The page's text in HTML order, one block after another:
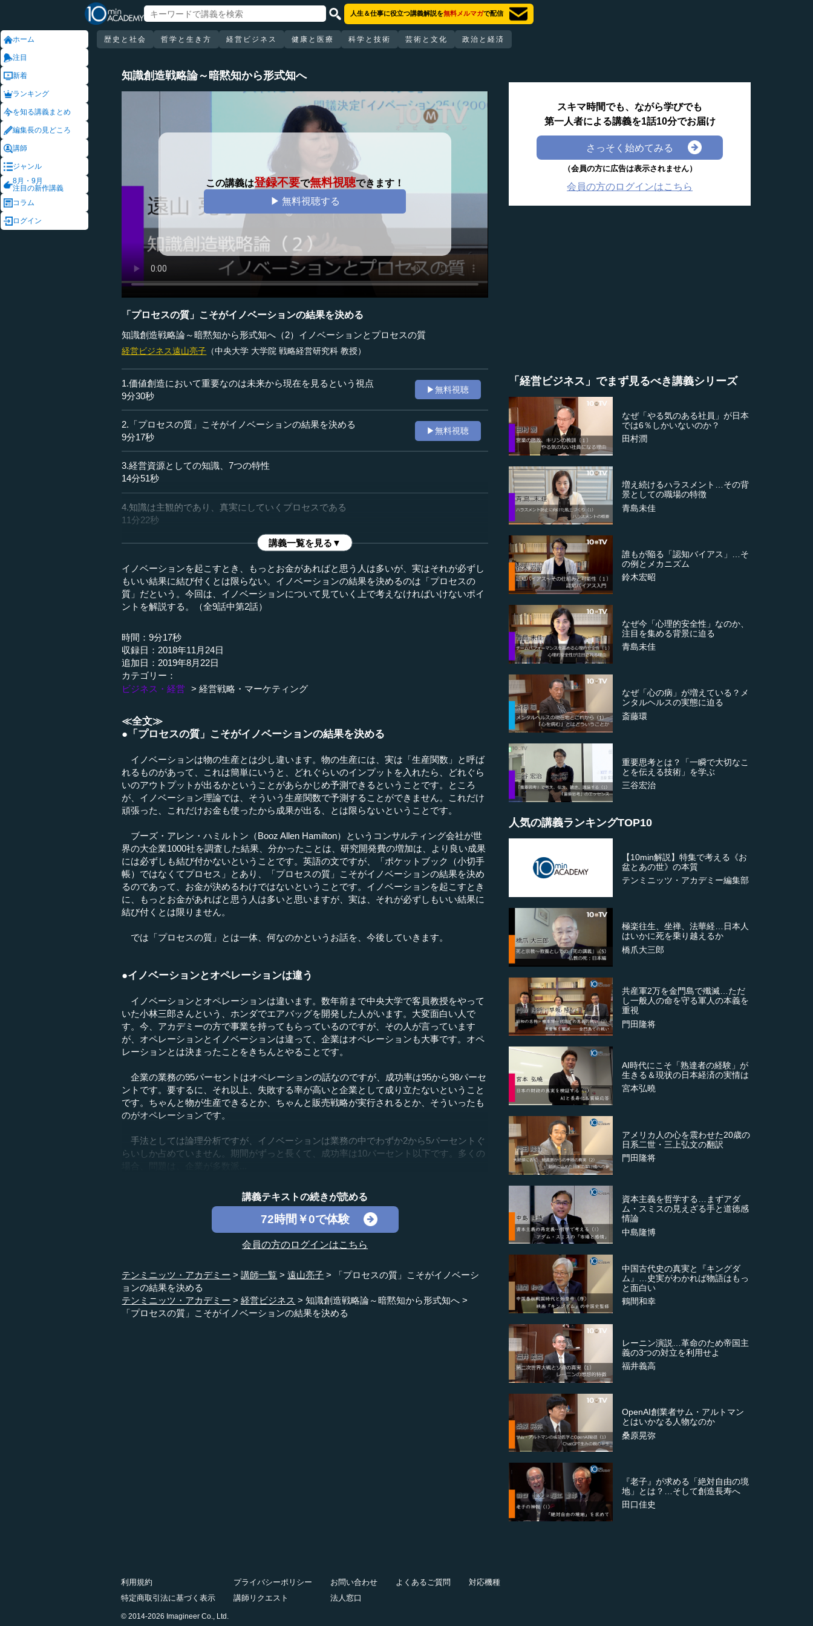
ホーム
注目
新着
ランキング
を知る講義まとめ
編集長の見どころ
講師
ジャンル
8月・9月
注目の新作講義
コラム
ログイン
人生＆仕事に役立つ講義解説を無料メルマガで配信
歴史と社会 哲学と生き方 経営ビジネス 健康と医療 科学と技術 芸術と文化 政治と経済
知識創造戦略論～暗黙知から形式知へ
この講義は登録不要で無料視聴できます！
▶ 無料視聴する
「プロセスの質」こそがイノベーションの結果を決める
知識創造戦略論～暗黙知から形式知へ（2）イノベーションとプロセスの質
経営ビジネス遠山亮子 （中央大学 大学院 戦略経営研究科 教授）
1.価値創造において重要なのは未来から現在を見るという視点
9分30秒
▶無料視聴
2.「プロセスの質」こそがイノベーションの結果を決める
9分17秒
▶無料視聴
3.経営資源としての知識、7つの特性
14分51秒
4.知識は主観的であり、真実にしていくプロセスである
11分22秒
講義一覧を見る▼
イノベーションを起こすとき、もっとお金があればと思う人は多いが、実はそれが必ずし
もいい結果に結び付くとは限らない。イノベーションの結果を決めるのは「プロセスの
質」だという。今回は、イノベーションについて見ていく上で考えなければいけないポイ
ントを解説する。（全9話中第2話）
時間：9分17秒
収録日：2018年11月24日
追加日：2019年8月22日
カテゴリー：
ビジネス・経営
経営戦略・マーケティング
≪全文≫
●「プロセスの質」こそがイノベーションの結果を決める
イノベーションは物の生産とは少し違います。物の生産には、実は「生産関数」と呼ば
れるものがあって、これは簡単にいうと、どれぐらいのインプットを入れたら、どれぐら
いのアウトプットが出るかということがあらかじめ予測できるということです。ところ
が、イノベーション理論では、そういう生産関数で予測することができません。これだけ
頑張った、これだけお金も使ったから成果が出る、とは限らないということです。
ブーズ・アレン・ハミルトン（Booz Allen Hamilton）というコンサルティング会社が世
界の大企業1000社を調査した結果、分かったことは、研究開発費の増加は、より良い成果
には必ずしも結び付かないということです。英語の文ですが、「ポケットブック（小切手
帳）ではなくてプロセス」とあり、「プロセスの質」こそがイノベーションの結果を決め
るのであって、お金が決めるわけではないということです。イノベーションを起こすとき
に、もっとお金があればと思う人は多いと思いますが、実は、それが必ずしもいい結果に
結び付くとは限りません。
では「プロセスの質」とは一体、何なのかというお話を、今後していきます。
●イノベーションとオペレーションは違う
イノベーションとオペレーションは違います。数年前まで中央大学で客員教授をやって
いた小林三郎さんという、ホンダでエアバッグを開発した人がいます。大変面白い人で
す。今、アカデミーの方で事業を持ってもらっているのですが、その人が言っています
が、オペレーションとイノベーションは違って、企業はオペレーションも大事です。オペ
レーションとは決まったことをきちんとやることです。
企業の業務の95パーセントはオペレーションの話なのですが、成功率は95から98パーセ
ントです。要するに、それ以上、失敗する率が高いと企業として成り立たないということ
です。ちゃんと物が生産できるとか、ちゃんと販売戦略が実行されるとか、そういったも
のがオペレーションです。
手法としては論理分析ですが、イノベーションは業務の中でわずか2から5パーセントぐ
らいしか占めていません。期間がずっと長くて、成功率は10パーセント以下です。多くの
場合、問題は、企業が多数派...
講義テキストの続きが読める
72時間￥0で体験
会員の方のログインはこちら
テンミニッツ・アカデミー 講師一覧 遠山亮子
「プロセスの質」こそがイノベーシ
ョンの結果を決める
テンミニッツ・アカデミー
経営ビジネス
知識創造戦略論～暗黙知から形式知へ
「プロセスの質」こそがイノベーションの結果を決める
スキマ時間でも、ながら学びでも
第一人者による講義を1話10分でお届け
さっそく始めてみる
（会員の方に広告は表示されません）
会員の方のログインはこちら
「経営ビジネス」でまず見るべき講義シリーズ
なぜ「やる気のある社員」が日本
では6％しかいないのか？
田村潤
増え続けるハラスメント…その背
景としての職場の特徴
青島未佳
誰もが陥る「認知バイアス」…そ
の例とメカニズム
鈴木宏昭
なぜ今「心理的安全性」なのか、
注目を集める背景に迫る
青島未佳
なぜ「心の病」が増えている？メ
ンタルヘルスの実態に迫る
斎藤環
重要思考とは？「一瞬で大切なこ
とを伝える技術」を学ぶ
三谷宏治
人気の講義ランキングTOP10
【10min解説】特集で考える《お
盆とあの世》の本質
テンミニッツ・アカデミー編集部
極楽往生、坐禅、法華経…日本人
はいかに死を乗り越えるか
橋爪大三郎
共産軍2万を金門島で殲滅…ただ
し一般人の命を守る軍人の本義を
重視
門田隆将
AI時代にこそ「熟達者の経験」が
生きる＆現状の日本経済の実情は
宮本弘曉
アメリカ人の心を震わせた20歳の
日系二世・三上弘文の翻訳
門田隆将
資本主義を哲学する…まずアダ
ム・スミスの見えざる手と道徳感
情論
中島隆博
中国古代史の真実と『キングダ
ム』…史実がわかれば物語はもっ
と面白い
鶴間和幸
レーニン演説…革命のため帝国主
義の3つの対立を利用せよ
福井義高
OpenAI創業者サム・アルトマン
とはいかなる人物なのか
桑原晃弥
『老子』が求める「絶対自由の境
地」とは？…そして創造長寿へ
田口佳史
利用規約 プライバシーポリシー お問い合わせ よくあるご質問
対応機種
特定商取引法に基づく表示
講師リクエスト 法人窓口
© 2014-2026 Imagineer Co., Ltd.